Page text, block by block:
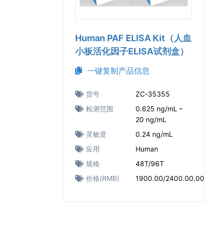
Human PAF ELISA Kit（人血
小板活化因子ELISA试剂盒）
一键复制产品信息
货号
ZC-35355
检测范围
0.625 ng/mL –
20 ng/mL
灵敏度
0.24 ng/mL
应用
Human
规格
48T/96T
价格(RMB)
1900.00/2400.00.00